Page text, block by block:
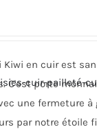
Kiwi en cuir est
C'est porte
une fermeture à
par notre étoile